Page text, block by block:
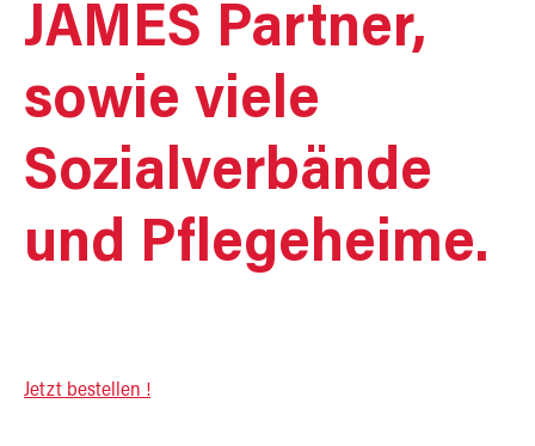
JAMES Partner,
sowie viele
Sozialverbände
und Pflegeheime.
Jetzt bestellen !